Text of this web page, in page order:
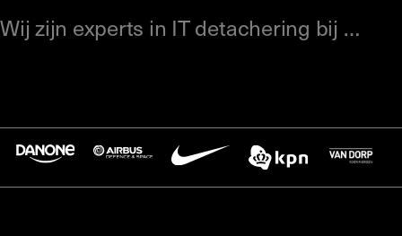
Wij zijn experts in IT detachering bij …